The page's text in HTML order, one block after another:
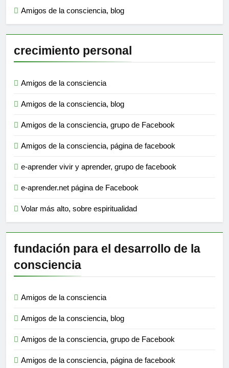
Amigos de la consciencia, blog
crecimiento personal
Amigos de la consciencia
Amigos de la consciencia, blog
Amigos de la consciencia, grupo de Facebook
Amigos de la consciencia, página de facebook
e-aprender vivir y aprender, grupo de facebook
e-aprender.net página de Facebook
Volar más alto, sobre espiritualidad
fundación para el desarrollo de la
consciencia
Amigos de la consciencia
Amigos de la consciencia, blog
Amigos de la consciencia, grupo de Facebook
Amigos de la consciencia, página de facebook